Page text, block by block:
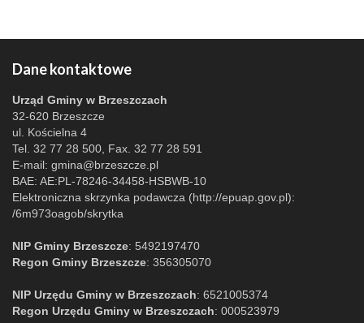
Dane kontaktowe
Urząd Gminy w Brzeszczach
32-620 Brzeszcze
ul. Kościelna 4
Tel. 32 77 28 500, Fax. 32 77 28 591
E-mail: gmina@brzeszcze.pl
BAE: AE:PL-78246-34458-HSBWB-10
Elektroniczna skrzynka podawcza (http://epuap.gov.pl):
/6m973oagob/skrytka
NIP Gminy Brzeszcze: 5492197470
Regon Gminy Brzeszcze: 356305070
NIP Urzędu Gminy w Brzeszczach: 6521005374
Regon Urzędu Gminy w Brzeszczach: 000523979